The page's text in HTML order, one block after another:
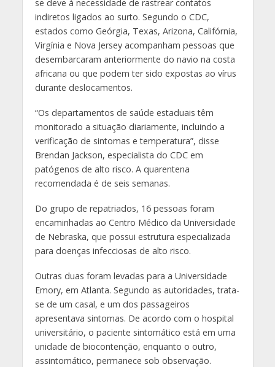
se deve à necessidade de rastrear contatos
indiretos ligados ao surto. Segundo o CDC,
estados como Geórgia, Texas, Arizona, Califórnia,
Virgínia e Nova Jersey acompanham pessoas que
desembarcaram anteriormente do navio na costa
africana ou que podem ter sido expostas ao vírus
durante deslocamentos.
“Os departamentos de saúde estaduais têm
monitorado a situação diariamente, incluindo a
verificação de sintomas e temperatura”, disse
Brendan Jackson, especialista do CDC em
patógenos de alto risco. A quarentena
recomendada é de seis semanas.
Do grupo de repatriados, 16 pessoas foram
encaminhadas ao Centro Médico da Universidade
de Nebraska, que possui estrutura especializada
para doenças infecciosas de alto risco.
Outras duas foram levadas para a Universidade
Emory, em Atlanta. Segundo as autoridades, trata-
se de um casal, e um dos passageiros
apresentava sintomas. De acordo com o hospital
universitário, o paciente sintomático está em uma
unidade de biocontenção, enquanto o outro,
assintomático, permanece sob observação.